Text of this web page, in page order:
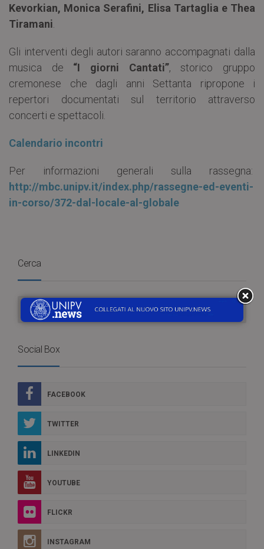
Kevorkian, Monica Serafini, Elisa Tartaglia e Thea
Tiramani
Gli interventi degli autori saranno accompagnati dalla
musica de “I giorni Cantati”, storico gruppo
cremonese che dagli anni Settanta ripropone i
repertori documentati sul territorio attraverso
concerti e spettacoli.
Calendario incontri
Per informazioni generali sulla rassegna:
http://mbc.unipv.it/index.php/rassegne-ed-eventi-
in-corso/372-dal-locale-al-globale
Cerca
Social Box
FACEBOOK
TWITTER
LINKEDIN
YOUTUBE
FLICKR
INSTAGRAM